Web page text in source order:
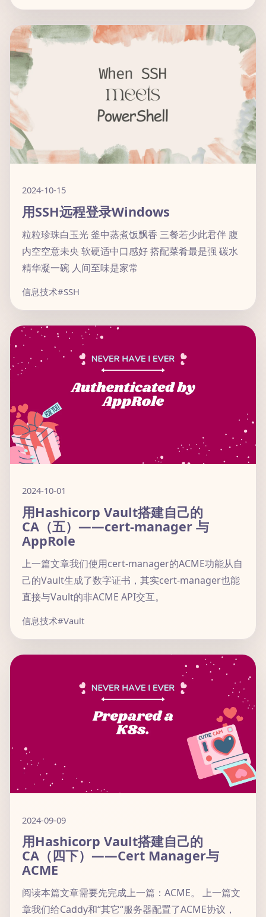
2024-10-15
用SSH远程登录Windows
粒粒珍珠白玉光 釜中蒸煮饭飘香 三餐若少此君伴 腹
内空空意未央 软硬适中口感好 搭配菜肴最是强 碳水
精华凝一碗 人间至味是家常
信息技术#SSH
2024-10-01
用Hashicorp Vault搭建自己的
CA（五）——cert-manager 与
AppRole
上一篇文章我们使用cert-manager的ACME功能从自
己的Vault生成了数字证书，其实cert-manager也能
直接与Vault的非ACME API交互。
信息技术#Vault
2024-09-09
用Hashicorp Vault搭建自己的
CA（四下）——Cert Manager与
ACME
阅读本篇文章需要先完成上一篇：ACME。 上一篇文
章我们给Caddy和“其它“服务器配置了ACME协议，